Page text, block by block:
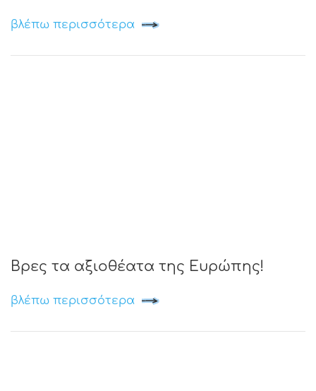
βλέπω περισσότερα
Βρες τα αξιοθέατα της Ευρώπης!
βλέπω περισσότερα